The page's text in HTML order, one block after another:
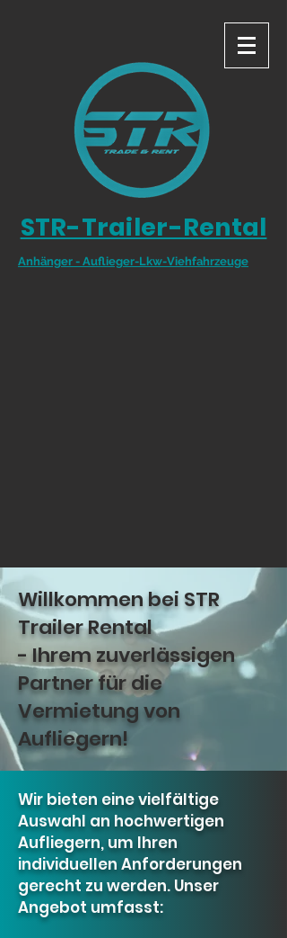
STR-Trailer-Rental
Anhänger - Auflieger-Lkw-Viehfahrzeuge
Willkommen bei STR
Trailer Rental
- Ihrem zuverlässigen
Partner für die
Vermietung von
Aufliegern!
Wir bieten eine vielfältige
Auswahl an hochwertigen
Aufliegern, um Ihren
individuellen Anforderungen
gerecht zu werden. Unser
Angebot umfasst: